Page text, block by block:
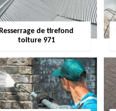
Resserrage de tirefond
toiture 971